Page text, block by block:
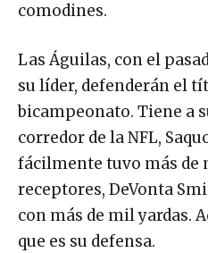
comodines.
Las Águilas, con el
su líder, defenderán el
bicampeonato. Tiene a
corredor de la NFL,
fácilmente tuvo más de
receptores, DeVonta
con más de mil yardas.
que es su defensa.